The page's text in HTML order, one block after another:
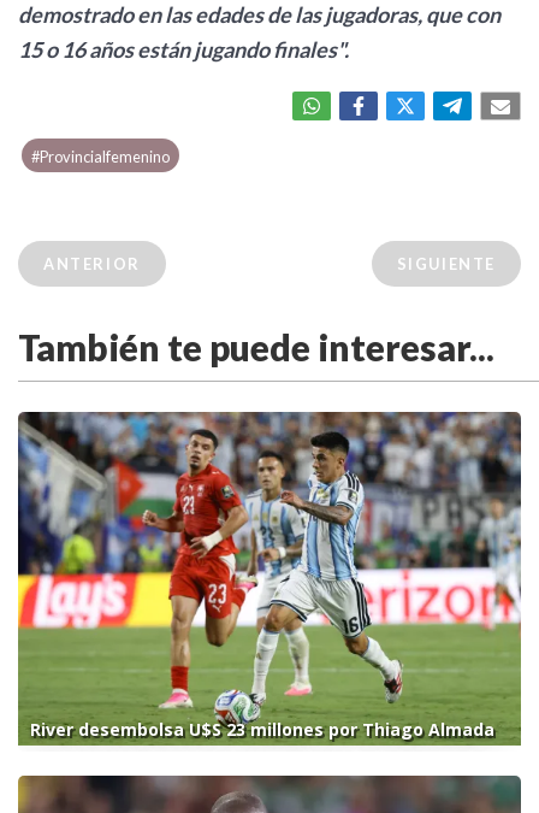
demostrado en las edades de las jugadoras, que con
15 o 16 años están jugando finales".
#Provincialfemenino
ANTERIOR SIGUIENTE
También te puede interesar...
River desembolsa U$S 23 millones por Thiago Almada